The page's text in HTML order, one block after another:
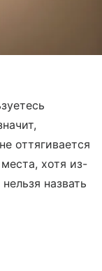
оттягивается
хотя из-
назвать